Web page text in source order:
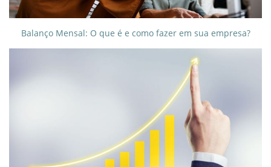
Balanço Mensal: O que é e como fazer em sua empresa?